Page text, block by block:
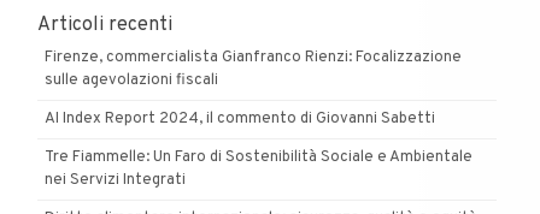
Articoli recenti
Firenze, commercialista Gianfranco Rienzi: Focalizzazione
sulle agevolazioni fiscali
AI Index Report 2024, il commento di Giovanni Sabetti
Tre Fiammelle: Un Faro di Sostenibilità Sociale e Ambientale
nei Servizi Integrati